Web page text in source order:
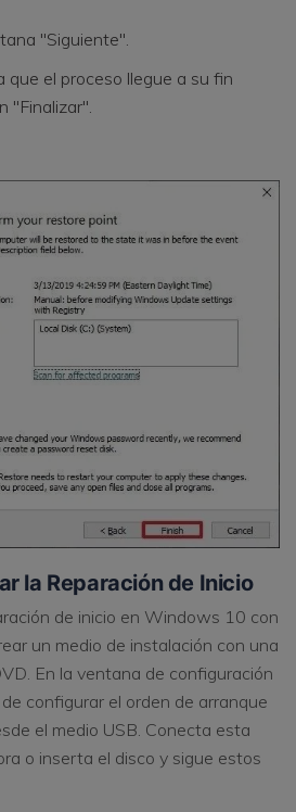
"Siguiente".
que el proceso llegue a su fin
"Finalizar".
la Reparación de Inicio
de inicio en Windows 10 con
un medio de instalación con una
En la ventana de configuración
configurar el orden de arranque
el medio USB. Conecta esta
o inserta el disco y sigue estos